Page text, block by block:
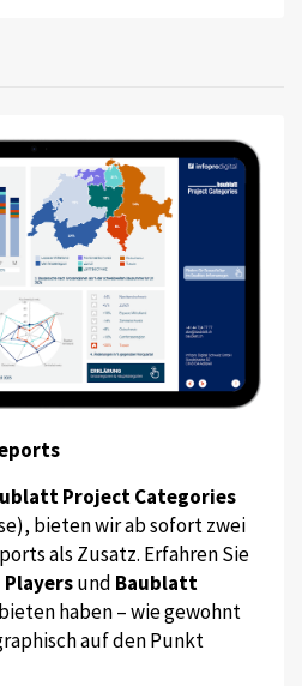
Project Categories
bieten wir ab sofort zwei
als Zusatz. Erfahren Sie
und Baublatt
haben – wie gewohnt
auf den Punkt